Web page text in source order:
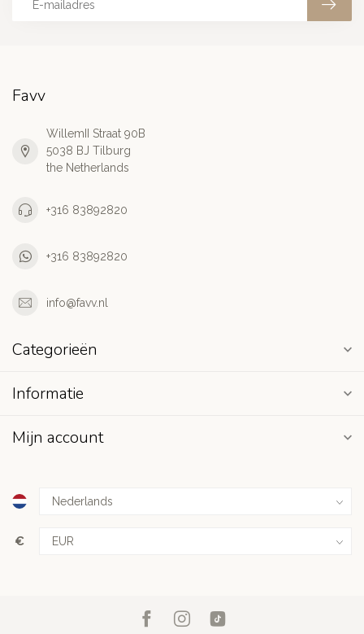
Favv
WillemII Straat 90B
5038 BJ Tilburg
the Netherlands
+316 83892820
+316 83892820
info@favv.nl
Categorieën
Informatie
Mijn account
€